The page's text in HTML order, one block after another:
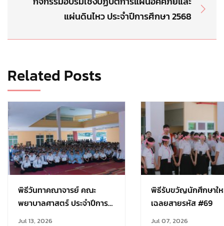
แผ่นดินไหว ประจำปีการศึกษา 2568
Related Posts
พิธีวันทาคณาจารย์ คณะ
พยาบาลศาสตร์ ประจำปีการ
ศึกษา 2569
Jul 13, 2026
พิธีรับขวัญนักศึกษาใ
เฉลยสายรหัส #69
Jul 07, 2026